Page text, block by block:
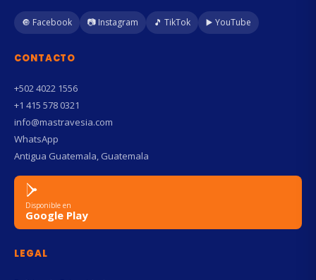
🔘 Facebook 📷 Instagram 🎵 TikTok ▶️ YouTube
CONTACTO
+502 4022 1556
+1 415 578 0321
info@mastravesia.com
WhatsApp
Antigua Guatemala, Guatemala
Disponible en
Google Play
LEGAL